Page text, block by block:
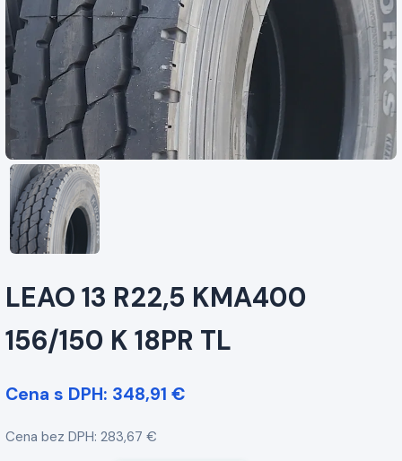
LEAO 13 R22,5 KMA400
156/150 K 18PR TL
Cena s DPH: 348,91 €
Cena bez DPH: 283,67 €